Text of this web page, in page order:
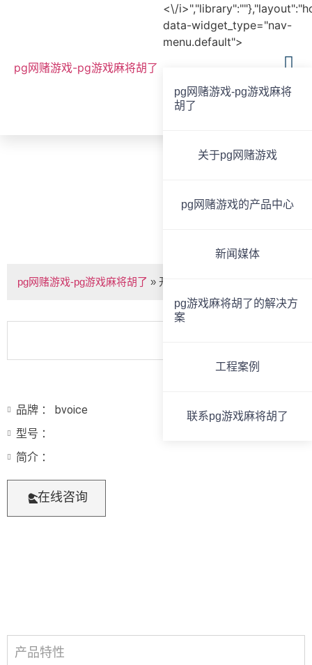
pg网赌游戏-pg游戏麻将胡了
<\/
data-widget_type="nav-
menu.default">
pg网赌游戏-pg游戏麻将
胡了
关于pg网赌游戏
pg网赌游戏的产品中心
新闻媒体
pg游戏麻将胡了的解决方
案
工程案例
联系pg游戏麻将胡了
开关电源功放bv-pg网赌游戏
pg网赌游戏-pg游戏麻将胡了 » 开关电源功放bv-k22350
品牌 ： bvoice
型号 ：
简介 ：
在线咨询
产品特性